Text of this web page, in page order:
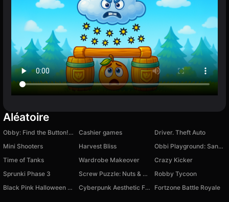
Aléatoire
Obby: Find the Button! Exciting Story Cashier games
Driver. Theft Auto
Mini Shooters
Harvest Bliss
Obbi Playground: Sandbox Mod
Time of Tanks
Wardrobe Makeover
Crazy Kicker
Sprunki Phase 3
Screw Puzzle: Nuts & Bolts Master
Robby Tycoon
Black Pink Halloween Concert
Cyberpunk Aesthetic Fashion Fortzone Battle Royale